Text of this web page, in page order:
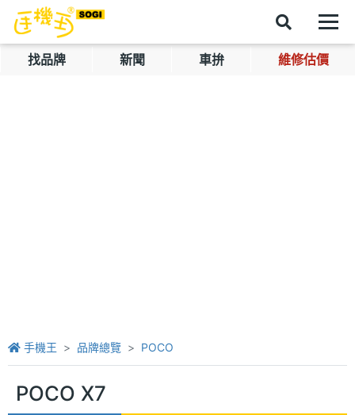
找品牌 新聞 車拚 維修估價
手機王 品牌總覽 POCO
POCO X7